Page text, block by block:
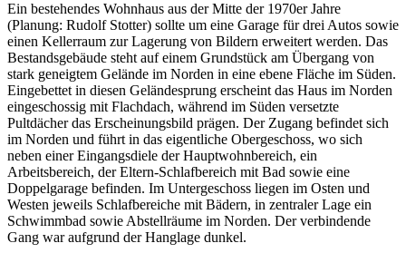
Ein bestehendes Wohnhaus aus der Mitte der 1970er Jahre
(Planung: Rudolf Stotter) sollte um eine Garage für drei Autos sowie
einen Kellerraum zur Lagerung von Bildern erweitert werden. Das
Bestandsgebäude steht auf einem Grundstück am Übergang von
stark geneigtem Gelände im Norden in eine ebene Fläche im Süden.
Eingebettet in diesen Geländesprung erscheint das Haus im Norden
eingeschossig mit Flachdach, während im Süden versetzte
Pultdächer das Erscheinungsbild prägen. Der Zugang befindet sich
im Norden und führt in das eigentliche Obergeschoss, wo sich
neben einer Eingangsdiele der Hauptwohnbereich, ein
Arbeitsbereich, der Eltern-Schlafbereich mit Bad sowie eine
Doppelgarage befinden. Im Untergeschoss liegen im Osten und
Westen jeweils Schlafbereiche mit Bädern, in zentraler Lage ein
Schwimmbad sowie Abstellräume im Norden. Der verbindende
Gang war aufgrund der Hanglage dunkel.